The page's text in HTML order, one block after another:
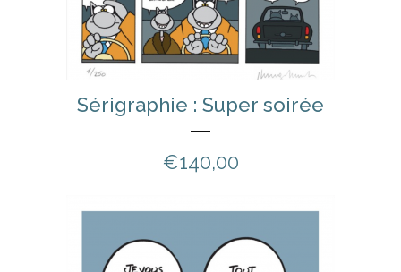
Sérigraphie : Super soirée
€140,00